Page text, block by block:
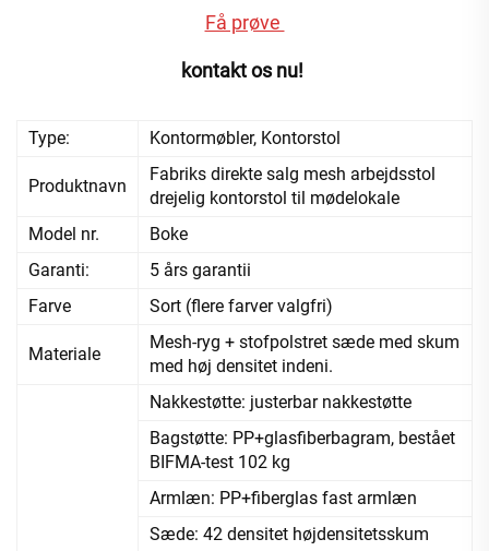
Få prøve
kontakt os nu!
Type: Kontormøbler, Kontorstol
Produktnavn
Fabriks direkte salg mesh arbejdsstol
drejelig kontorstol til mødelokale
Model nr.
Boke
Garanti:
5 års garantii
Farve
Sort (flere farver valgfri)
Materiale
Mesh-ryg + stofpolstret sæde med skum
med høj densitet indeni.
Nakkestøtte: justerbar nakkestøtte
Bagstøtte: PP+glasfiberbagram, bestået
BIFMA-test 102 kg
Armlæn: PP+fiberglas fast armlæn
Sæde: 42 densitet højdensitetsskum